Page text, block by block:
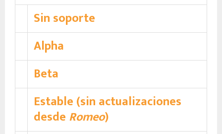
Sin soporte
Alpha
Beta
Estable (sin actualizaciones
desde Romeo)